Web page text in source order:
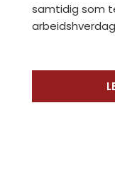
samtidig som